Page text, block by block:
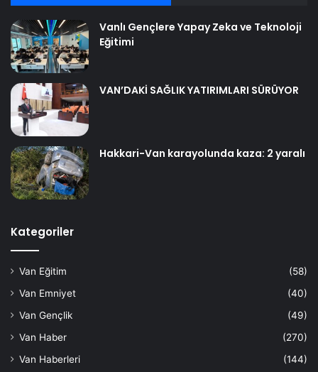
Vanlı Gençlere Yapay Zeka ve Teknoloji
Eğitimi
VAN’DAKİ SAĞLIK YATIRIMLARI SÜRÜYOR
Hakkari-Van karayolunda kaza: 2 yaralı
Kategoriler
Van Eğitim
(58)
Van Emniyet
(40)
Van Gençlik
(49)
Van Haber
(270)
Van Haberleri
(144)